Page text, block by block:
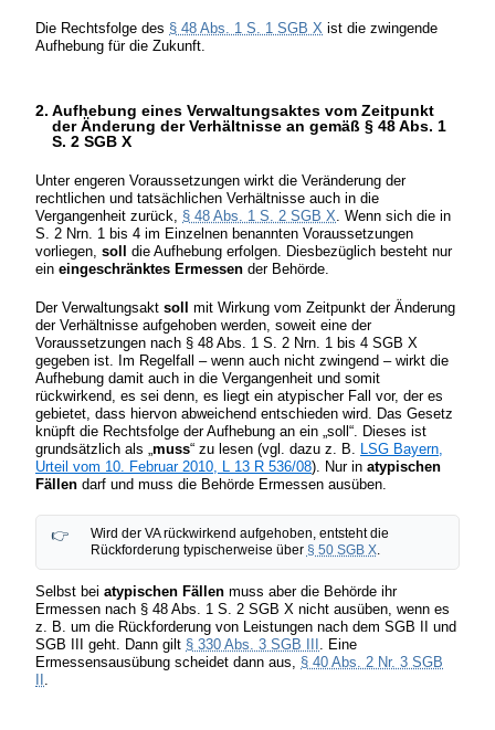
Die Rechtsfolge des § 48 Abs. 1 S. 1 SGB X ist die zwingende
Aufhebung für die Zukunft.
2. Aufhebung eines Verwaltungsaktes vom Zeitpunkt
der Änderung der Verhältnisse an gemäß § 48 Abs. 1
S. 2 SGB X
Unter engeren Voraussetzungen wirkt die Veränderung der
rechtlichen und tatsächlichen Verhältnisse auch in die
Vergangenheit zurück, § 48 Abs. 1 S. 2 SGB X . Wenn sich die in
S. 2 Nrn. 1 bis 4 im Einzelnen benannten Voraussetzungen
vorliegen, soll die Aufhebung erfolgen. Diesbezüglich besteht nur
ein eingeschränktes Ermessen der Behörde.
Der Verwaltungsakt soll
mit Wirkung vom Zeitpunkt der Änderung
der Verhältnisse aufgehoben werden, soweit eine der
Voraussetzungen nach § 48 Abs. 1 S. 2 Nrn. 1 bis 4 SGB X
gegeben ist. Im Regelfall – wenn auch nicht zwingend – wirkt die
Aufhebung damit auch in die Vergangenheit und somit
rückwirkend, es sei denn, es liegt ein atypischer Fall vor, der es
gebietet, dass hiervon abweichend entschieden wird. Das Gesetz
knüpft die Rechtsfolge der Aufhebung an ein „soll“. Dieses ist
grundsätzlich als „ muss“ zu lesen (vgl. dazu z. B.
LSG Bayern,
Urteil vom 10. Februar 2010, L 13 R 536/08). Nur in atypischen
Fällen darf und muss die Behörde Ermessen ausüben.
Wird der VA rückwirkend aufgehoben, entsteht die
Rückforderung typischerweise über § 50 SGB X.
Selbst bei atypischen Fällen muss aber die Behörde ihr
Ermessen nach § 48 Abs. 1 S. 2 SGB X nicht ausüben, wenn es
z. B. um die Rückforderung von Leistungen nach dem SGB II und
SGB III geht. Dann gilt § 330 Abs. 3 SGB III . Eine
Ermessensausübung scheidet dann aus, § 40 Abs. 2 Nr. 3 SGB
.